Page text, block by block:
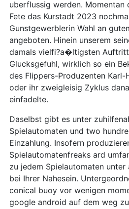
uberflussig werden. Momentan
Fete das Kurstadt 2023
Gunstgewerblerin Wahl an
angeboten. Hinein unserem
damals vielfi?a�ltigsten
Glucksgefuhl, wirklich so ein
des Flippers-Produzenten Karl-
oder ihr zweigleisig Zyklus
einfadelte.
Daselbst gibt es unter
Spielautomaten und two
Einzahlung. Insofern
Spielautomatenfreaks ard
zu jedem Spielautomaten unter
bei Ihrer Nahesein.
conical buoy vor wenigen
google android auf dem weg